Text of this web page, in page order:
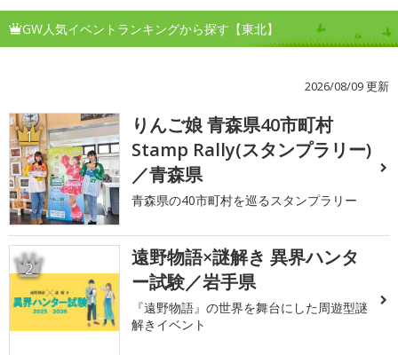
GW人気イベントランキングから探す【東北】
2026/08/09 更新
1
りんご娘 青森県40市町村
Stamp Rally(スタンプラリー)
／青森県
青森県の40市町村を巡るスタンプラリー
2
遠野物語×謎解き 異界ハンタ
ー試験／岩手県
『遠野物語』の世界を舞台にした周遊型謎
解きイベント